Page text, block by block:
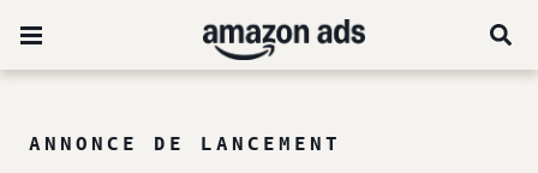
ANNONCE DE LANCEMENT